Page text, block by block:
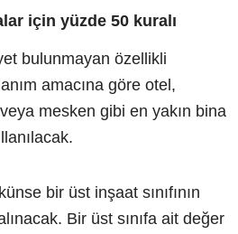
için yüzde 50 kuralı
bulunmayan özellikli
amacına göre otel,
mesken gibi en yakın bina
bir üst inşaat sınıfının
Bir üst sınıfa ait değer